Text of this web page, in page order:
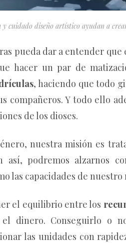
y cuidado diseño artístico ayudan a
pueda dar a entender que
hacer un par de
, haciendo que todo
compañeros. Y todo ello
de los dioses.
nuestra misión es
así, podremos alzarnos
las capacidades de nuestro
el equilibrio entre los
dinero. Conseguirlo o
las unidades con